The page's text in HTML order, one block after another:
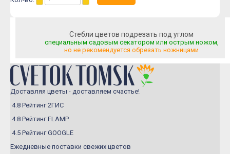
Букеты из лилий
Букеты из подсолнухов
Букеты из эустомы
Букеты с альстромерией
Букеты с гвоздикой
Летние букеты
Стебли цветов подрезать под углом
специальным садовым секатором или острым ножом,
но не рекомендуется обрезать ножницами
Доставляя цветы - доставляем счастье!
4.8 Рейтинг 2ГИС
4.8 Рейтинг FLAMP
4.5 Рейтинг GOOGLE
Ежедневные поставки свежих цветов